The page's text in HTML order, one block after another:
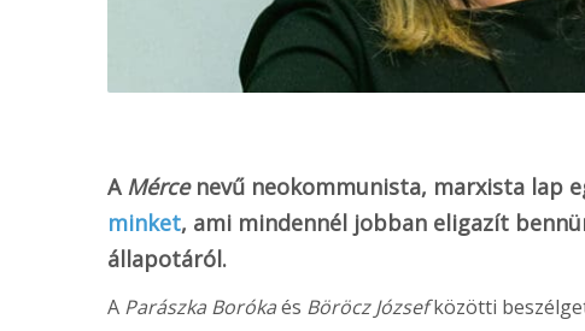
A Mércenevű neokommunista, marxista lap
minket, ami mindennél jobban eligazít
állapotáról.
A Parászka Borókaés Böröcz Józsefközötti